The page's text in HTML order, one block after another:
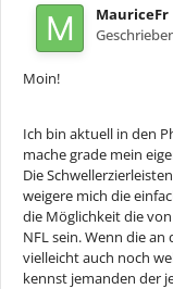
MauriceFr
Moin!
Ich bin aktuell in den
mache grade mein
Die
weigere mich die
die Möglichkeit die
NFL sein. Wenn die
vielleicht auch noch
kennst jemanden der